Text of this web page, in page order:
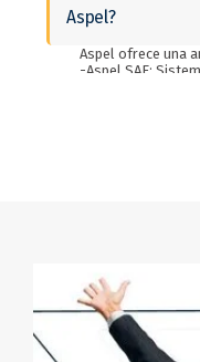
Aspel?
-Aspel SAE: